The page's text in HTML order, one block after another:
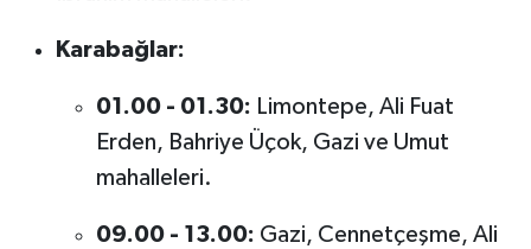
Karabağlar:
01.00 - 01.30: Limontepe, Ali Fuat
Erden, Bahriye Üçok, Gazi ve Umut
mahalleleri.
09.00 - 13.00: Gazi, Cennetçeşme, Ali